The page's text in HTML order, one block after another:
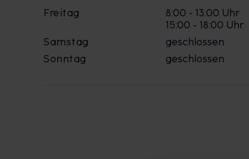
Freitag
8:00 - 13:00 Uhr
15:00 - 18:00 Uhr
Samstag
geschlossen
Sonntag
geschlossen